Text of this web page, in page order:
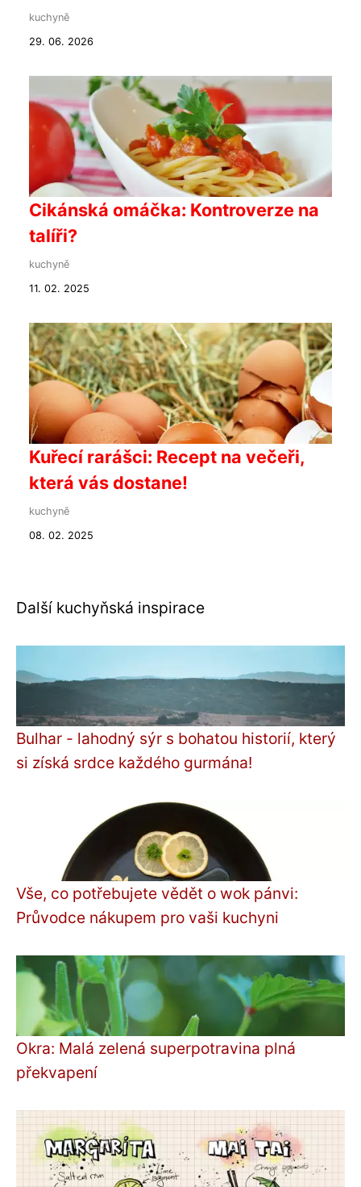
kuchyně
29. 06. 2026
Cikánská omáčka: Kontroverze na
talíři?
kuchyně
11. 02. 2025
Kuřecí rarášci: Recept na večeři,
která vás dostane!
kuchyně
08. 02. 2025
Další kuchyňská inspirace
Bulhar - lahodný sýr s bohatou historií, který
si získá srdce každého gurmána!
Vše, co potřebujete vědět o wok pánvi:
Průvodce nákupem pro vaši kuchyni
Okra: Malá zelená superpotravina plná
překvapení